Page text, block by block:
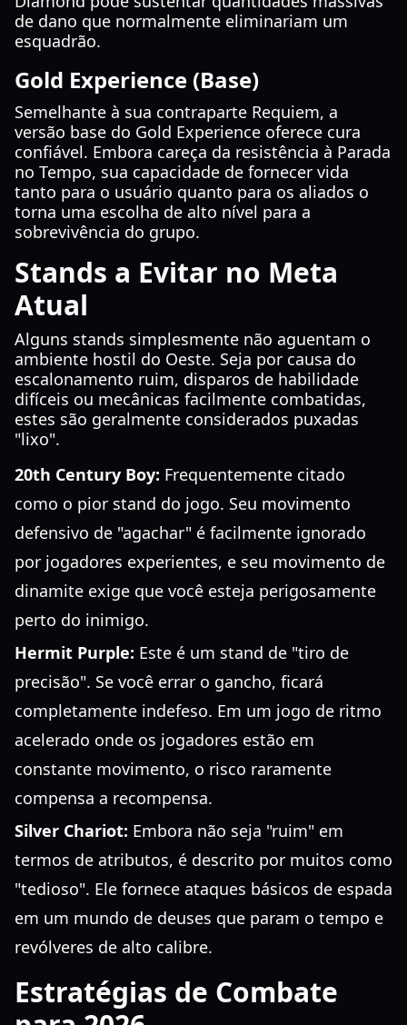
de dano que normalmente eliminariam um
esquadrão.
Gold Experience (Base)
Semelhante à sua contraparte Requiem, a
versão base do Gold Experience oferece cura
confiável. Embora careça da resistência à Parada
no Tempo, sua capacidade de fornecer vida
tanto para o usuário quanto para os aliados o
torna uma escolha de alto nível para a
sobrevivência do grupo.
Stands a Evitar no Meta
Atual
Alguns stands simplesmente não aguentam o
ambiente hostil do Oeste. Seja por causa do
escalonamento ruim, disparos de habilidade
difíceis ou mecânicas facilmente combatidas,
estes são geralmente considerados puxadas
"lixo".
20th Century Boy: Frequentemente citado
como o pior stand do jogo. Seu movimento
defensivo de "agachar" é facilmente ignorado
por jogadores experientes, e seu movimento de
dinamite exige que você esteja perigosamente
perto do inimigo.
Hermit Purple: Este é um stand de "tiro de
precisão". Se você errar o gancho, ficará
completamente indefeso. Em um jogo de ritmo
acelerado onde os jogadores estão em
constante movimento, o risco raramente
compensa a recompensa.
Silver Chariot: Embora não seja "ruim" em
termos de atributos, é descrito por muitos como
"tedioso". Ele fornece ataques básicos de espada
em um mundo de deuses que param o tempo e
revólveres de alto calibre.
Estratégias de Combate